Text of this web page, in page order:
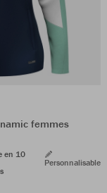
femmes
en 10
Personnalisable